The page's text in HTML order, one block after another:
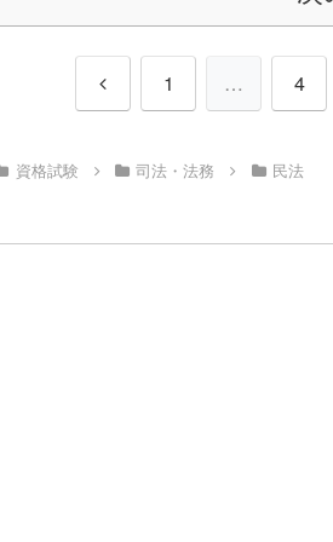
前
1 … 4
資格試験 司法・法務 民法